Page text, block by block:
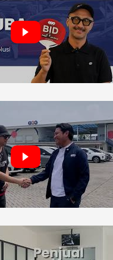
Proses Lelang
| Vlogger Auction
Terjadi di Lelang? Ini